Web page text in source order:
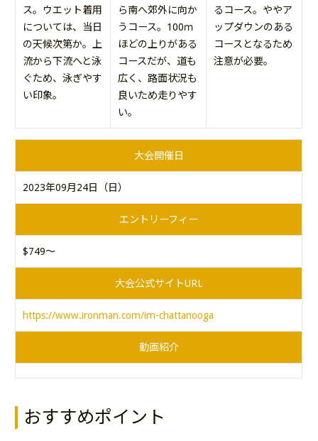
ス。ウエット着用
については、当日
の天候次第か。上
流から下流へと泳
ぐため、泳ぎやす
い印象。
ら南へ郊外に向か
うコース。100ｍ
ほどの上りがある
コースだが、道も
広く、路面状況も
良いため走りやす
い。
るコース。ややア
ップダウンのある
コースとなるため
注意が必要。
大会開催日
2023年09月24日（日）
エントリーフィー
$749～
大会公式サイトURL
https://www.ironman.com/im-chattanooga
動画紹介
おすすめポイント